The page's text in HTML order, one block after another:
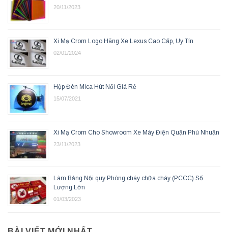
20/11/2023
Xi Mạ Crom Logo Hãng Xe Lexus Cao Cấp, Uy Tín
02/01/2024
Hộp Đèn Mica Hút Nổi Giá Rẻ
15/07/2021
Xi Mạ Crom Cho Showroom Xe Máy Điện Quận Phú Nhuận
23/11/2023
Làm Bảng Nội quy Phòng cháy chữa cháy (PCCC) Số
Lượng Lớn
01/03/2023